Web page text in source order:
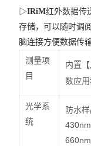
▷IRiM红外数据传
存储，可以随时调
脑连接方便数据传输
测量项
目
内置 【
数应
光学系
统
防水
660nm